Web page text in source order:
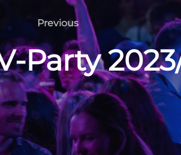
Previous
Previous
Party